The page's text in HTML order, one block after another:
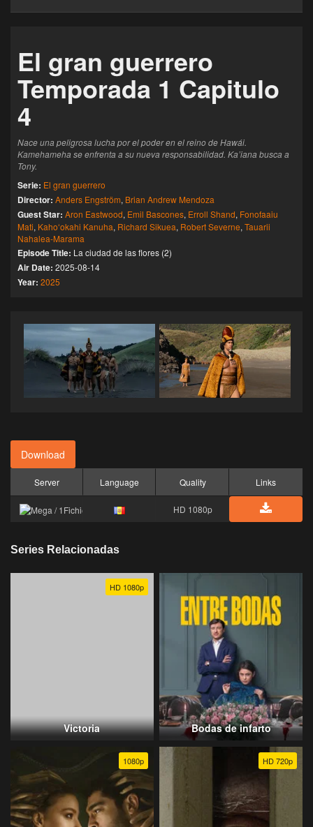
El gran guerrero
Temporada 1 Capitulo
4
Nace una peligrosa lucha por el poder en el reino de Hawái.
Kamehameha se enfrenta a su nueva responsabilidad. Ka’iana busca a
Tony.
Serie: El gran guerrero
Director: Anders Engström, Brian Andrew Mendoza
Guest Star: Aron Eastwood, Emil Bascones, Erroll Shand, Fonofaaiu
Mati, Kahoʻokahi Kanuha, Richard Sikuea, Robert Severne, Tauarii
Nahalea-Marama
Episode Title: La ciudad de las flores (2)
Air Date: 2025-08-14
Year: 2025
Download
Server Language Quality Links
HD 1080p
Series Relacionadas
HD 1080p
Victoria Bodas de infarto
1080p HD 720p